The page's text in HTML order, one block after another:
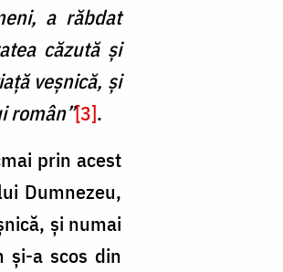
a răbdat
căzută și
veșnică, și
român”[3].
prin acest
Dumnezeu,
și numai
și-a scos din